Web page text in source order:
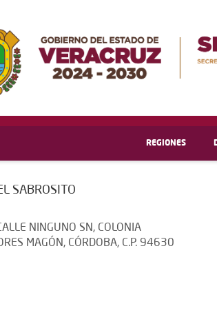
REGIONES
SABROSITO
NINGUNO SN, COLONIA
MAGÓN, CÓRDOBA, C.P. 94630